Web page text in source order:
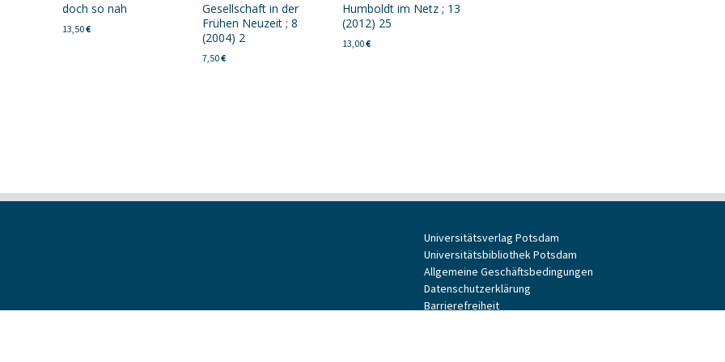
doch so nah
13,50€
Gesellschaft in der
Frühen Neuzeit ; 8
(2004) 2
7,50€
Humboldt im Netz ; 13
(2012) 25
13,00€
Universitätsverlag Potsdam
Universitätsbibliothek Potsdam
Allgemeine Geschäftsbedingungen
Datenschutzerklärung
Barrierefreiheit